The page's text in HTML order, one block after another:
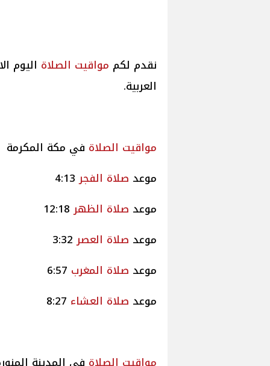
نقدم لكم مواقيت الصلاة
العربية.
مواقيت الصلاة في مكة
موعد صلاة الفجر4:13
موعد صلاة الظهر12:18
موعد صلاة العصر3:32
موعد صلاة المغرب
موعد صلاة العشاء